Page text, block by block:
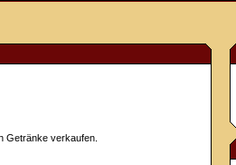
Getränke verkaufen.